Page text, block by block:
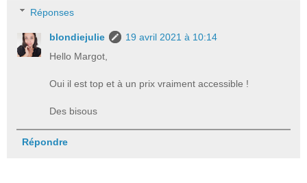
Réponses
blondiejulie
19 avril 2021 à 10:14
Hello Margot,
Oui il est top et à un prix vraiment accessible !
Des bisous
Répondre